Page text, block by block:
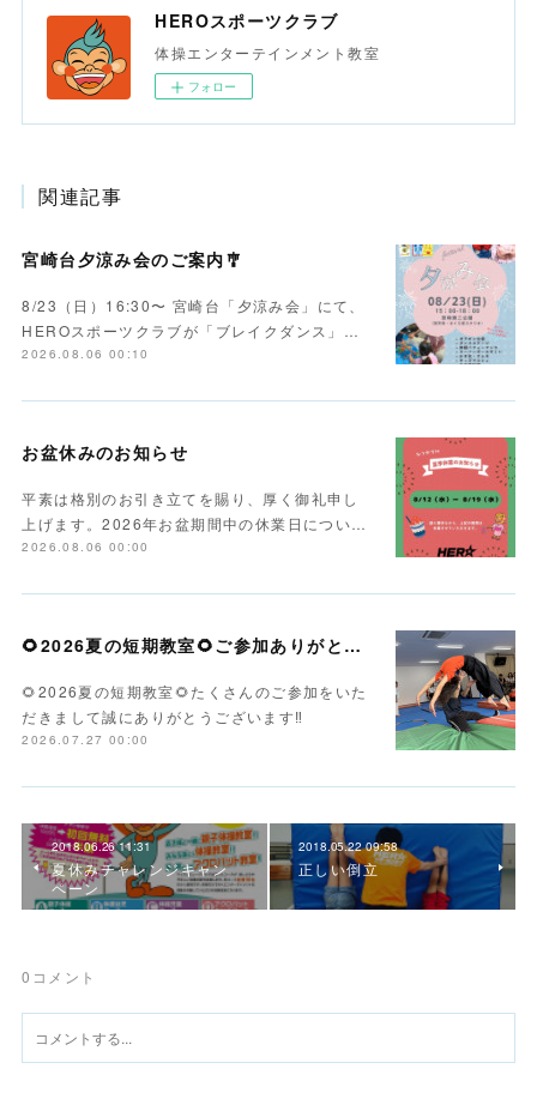
HEROスポーツクラブ
体操エンターテインメント教室
フォロー
関連記事
宮崎台夕涼み会のご案内🎐
8/23（日）16:30〜 宮崎台「夕涼み会」にて、
HEROスポーツクラブが「ブレイクダンス」…
2026.08.06 00:10
お盆休みのお知らせ
平素は格別のお引き立てを賜り、厚く御礼申し
上げます。2026年お盆期間中の休業日につい…
2026.08.06 00:00
🌻2026夏の短期教室🌻ご参加ありがとうございます！
🌻2026夏の短期教室🌻たくさんのご参加をいた
だきまして誠にありがとうございます‼️
2026.07.27 00:00
2018.06.26 11:31
夏休みチャレンジキャン
ペーン
2018.05.22 09:58
正しい倒立
0 コメント